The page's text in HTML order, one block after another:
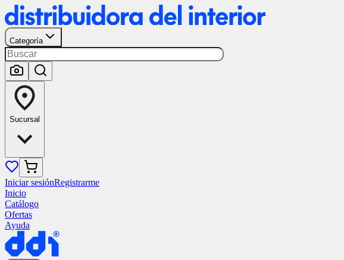
Categoría
Sucursal
Iniciar sesiónRegistrarme
Inicio
Catálogo
Ofertas
Ayuda